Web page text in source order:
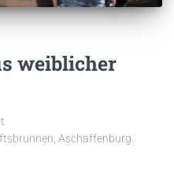
weiblicher
Aschaffenburg.